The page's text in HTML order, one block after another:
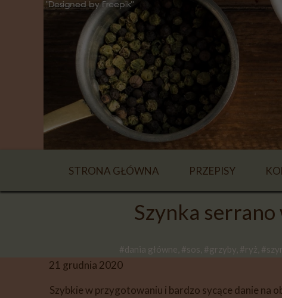
#dania główne, #sos, #grzyby, #ryż,
21 grudnia 2020
STRONA GŁÓWNA PRZEPISY
DANIA GŁÓWNE
Szynka
Szybkie w przygotowaniu i bardzo sycące danie na